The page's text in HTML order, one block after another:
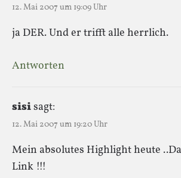
12. Mai 2007 um 19:09 Uhr
ja DER. Und er trifft alle herrlich.
Antworten
sisisagt:
12. Mai 2007 um 19:20 Uhr
Mein absolutes Highlight heute
Link !!!